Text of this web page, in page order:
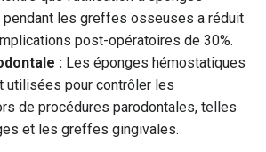
les greffes osseuses a réduit
post-opératoires de 30%.
: Les éponges hémostatiques
utilisées pour contrôler les
de procédures parodontales, telles
et les greffes gingivales.